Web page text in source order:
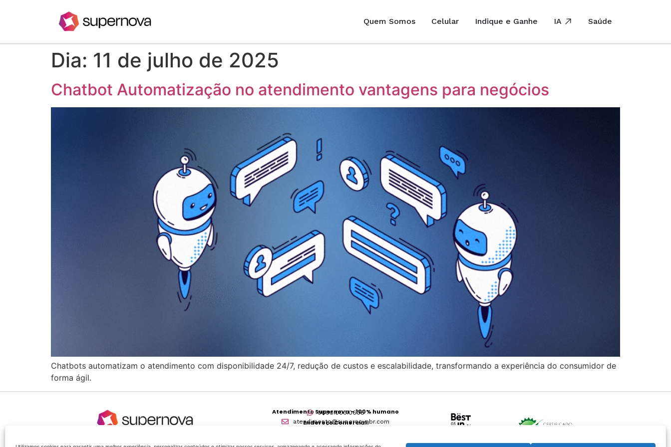
Quem Somos Celular Indique e Ganhe IA Saúde
Dia: 11 de julho de 2025
Chatbot Automatização no atendimento vantagens para negócios
Chatbots automatizam o atendimento com disponibilidade 24/7, redução de custos e escalabilidade, transformando a experiência do consumidor de
forma ágil.
Atendimento Supernova – 100% humano
0800.000.0608
atendimento@supernovabr.com
Endereço Comercial: